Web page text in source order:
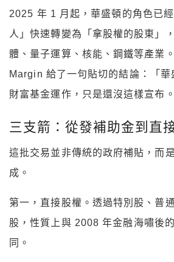
2025 年 1 月起，華盛頓的角色已
人」快速轉變為「拿股權的股東」
體、量子運算、核能、鋼鐵等產業
Margin 給了一句貼切的結論：「華
財富基金運作，只是還沒這樣宣布。
三支箭：從發補助金到直
這批交易並非傳統的政府補貼，而
成。
第一，直接股權。透過特別股、普
股，性質上與 2008 年金融海嘯後
同。